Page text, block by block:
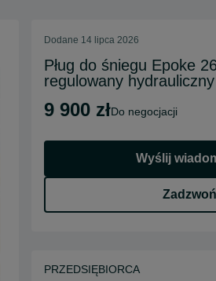
Dodane 14 lipca 2026
Pług do śniegu Epoke
regulowany
9 900 zł do negocjacji
Wyślij
Zadzwoń
PRZEDSIĘBIORCA